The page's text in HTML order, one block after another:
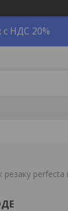
с НДС 20%
резаку